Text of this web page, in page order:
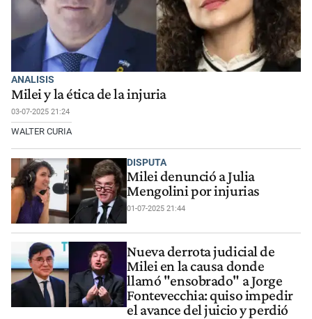
ANALISIS
Milei y la ética de la injuria
03-07-2025 21:24
WALTER CURIA
DISPUTA
Milei denunció a Julia
Mengolini por injurias
01-07-2025 21:44
Nueva derrota judicial de
Milei en la causa donde
llamó "ensobrado" a Jorge
Fontevecchia: quiso impedir
el avance del juicio y perdió